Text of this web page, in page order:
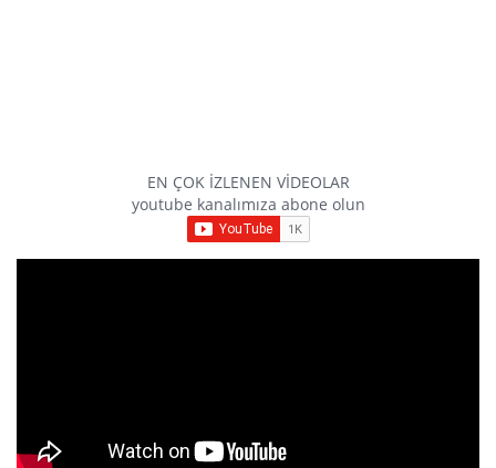
EN ÇOK İZLENEN VİDEOLAR
youtube kanalımıza abone olun